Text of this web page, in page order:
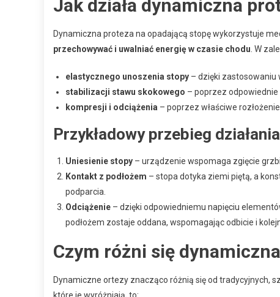
Jak działa dynamiczna
Dynamiczna proteza na opadającą stopę wykorzystuje
przechowywać i uwalniać energię w czasie chodu . W
elastycznego unoszenia stopy – dzięki zastosowaniu
stabilizacji stawu skokowego – poprzez odpowiednie
kompresji i odciążenia – poprzez właściwe
Przykładowy przebieg
Uniesienie stopy – urządzenie wspomaga zgięcie
Kontakt z podłożem – stopa dotyka ziemi piętą, a
podparcia.
Odciążenie – dzięki odpowiedniemu napięciu
podłożem zostaje oddana, wspomagając odbicie i
Czym różni się
Dynamiczne ortezy znacząco różnią się od tradycyjnych,
które je wyróżniają, to: